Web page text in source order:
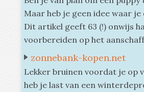
Maar heb je geen idee waar
Dit artikel geeft 63 (!) onwijs
voorbereiden op het
zonnebank-kopen.net
Lekker bruinen voordat je op
heb je last van een